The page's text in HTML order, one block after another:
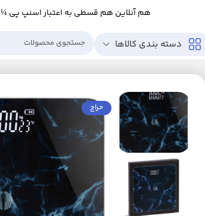
هم آنلاین هم قسطی به اعتبار اسنپ پی ¼
دسته بندی کالاها
حراج